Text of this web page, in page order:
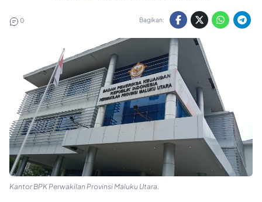
0 Bagikan:
Kantor BPK Perwakilan Provinsi Maluku Utara.